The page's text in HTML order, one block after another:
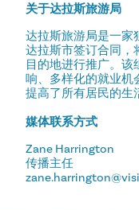
关于达拉斯旅游局
达拉斯旅游局是一家
达拉斯市签订合同，
目的地进行推广。
响、多样化的就业机
提高了所有居民的生
媒体联系方式
Zane Harrington
传播主任